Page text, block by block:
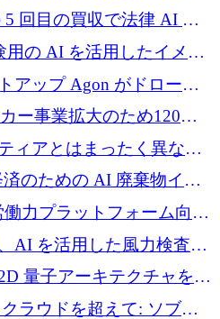
フトウェアを拡張するた
ンドを調達
5 回目の買収で法律 AI ス
を買収
用の AI を活用したイメー
ームを拡張するためにシ
ドルを確保
アップ Agon がドローン
戦場を構築、3,000 万ドル
ー事業拡大のため120万
ィアとはまったく異なる
ス人の「控えめな」後任
済のための AI 廃棄物イン
するためにシリーズ B で
力プラットフォーム向け
シードを獲得
、AI を活用した風力検査の
万ポンド以上を確保
量子アーキテクチャを拡
万ドルを調達
ラウドを超えて: ソブリ